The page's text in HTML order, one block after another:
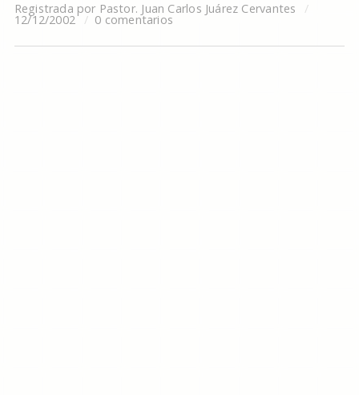
Registrada por Pastor. Juan Carlos Juárez Cervantes
12/12/2002 0 comentarios